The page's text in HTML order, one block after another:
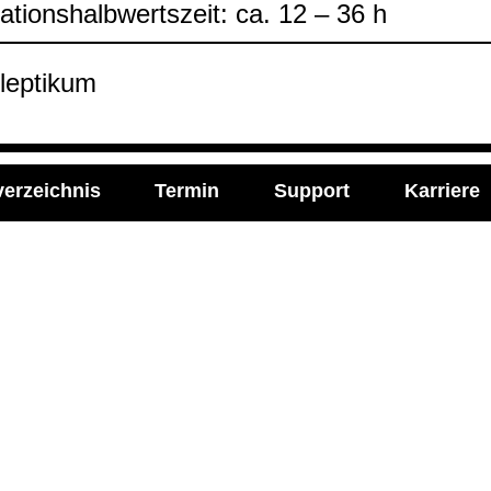
Termin Support Karriere
ca. 12 – 36 h